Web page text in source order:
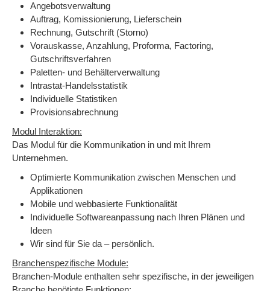
Angebotsverwaltung
Auftrag, Komissionierung, Lieferschein
Rechnung, Gutschrift (Storno)
Vorauskasse, Anzahlung, Proforma, Factoring,
Gutschriftsverfahren
Paletten- und Behälterverwaltung
Intrastat-Handelsstatistik
Individuelle Statistiken
Provisionsabrechnung
Modul Interaktion:
Das Modul für die Kommunikation in und mit Ihrem
Unternehmen.
Optimierte Kommunikation zwischen Menschen und
Applikationen
Mobile und webbasierte Funktionalität
Individuelle Softwareanpassung nach Ihren Plänen und
Ideen
Wir sind für Sie da – persönlich.
Branchenspezifische Module:
Branchen-Module enthalten sehr spezifische, in der jeweiligen